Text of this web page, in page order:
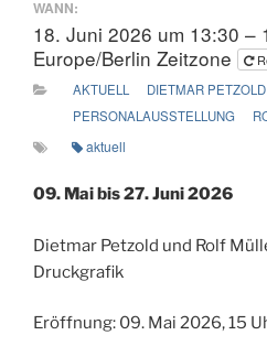
WANN:
18. Juni 2026 um 13:30 –
Europe/Berlin Zeitzone
AKTUELL
DIETMAR PETZOLD
PERSONALAUSSTELLUNG
aktuell
09. Mai bis 27. Juni 2026
Dietmar Petzold und Rolf
Druckgrafik
Eröffnung: 09. Mai 2026, 15